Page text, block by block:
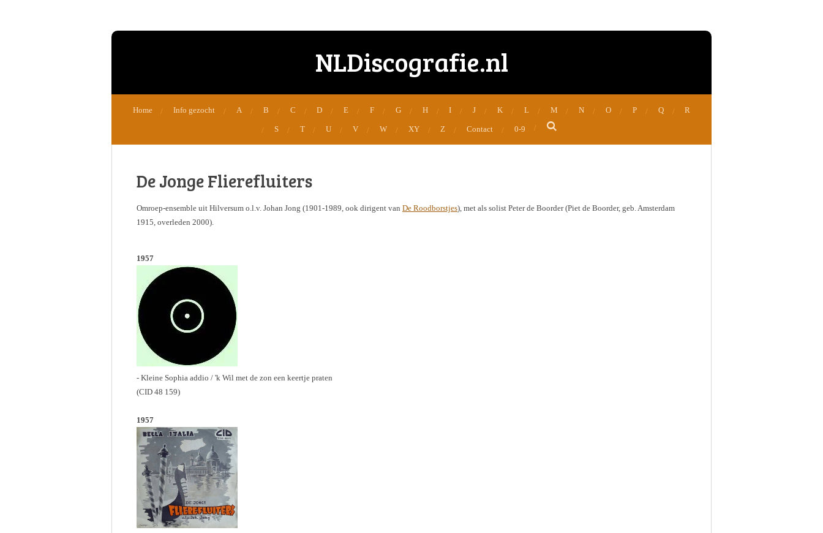
NLDiscografie.nl
Home Info gezocht A B C D E F G H I J K L M N O P Q R
S T U V W XY Z Contact 0-9
De Jonge Flierefluiters
Omroep-ensemble uit Hilversum o.l.v. Johan Jong (1901-1989, ook dirigent van De Roodborstjes), met als solist Peter de Boorder (Piet de Boorder, geb. Amsterdam
1915, overleden 2000).
1957
- Kleine Sophia addio / 'k Wil met de zon een keertje praten
(CID 48 159)
1957